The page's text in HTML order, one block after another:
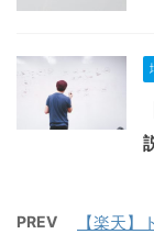
PREV
【楽天